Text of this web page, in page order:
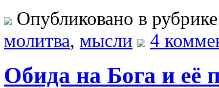
Опубликовано в
молитва, мысли 4
Обида на Бога и её